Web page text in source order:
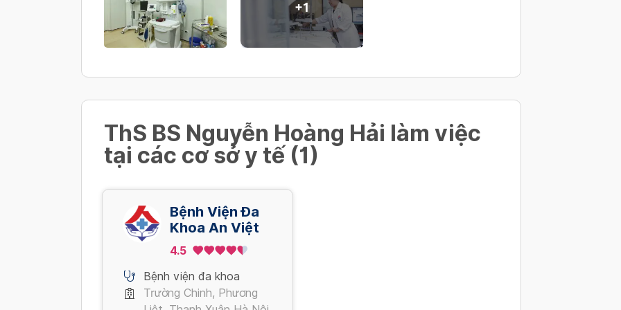
+1
ThS BS Nguyễn Hoàng Hải làm việc
tại các cơ sở y tế (1)
Bệnh Viện Đa
Khoa An Việt
4.5
Bệnh viện đa khoa
Trường Chinh, Phương